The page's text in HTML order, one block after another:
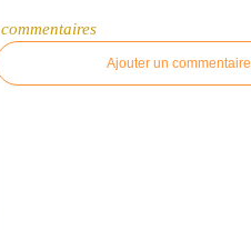
commentaires
Ajouter un commentaire